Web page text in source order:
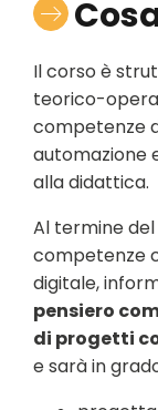
Il corso è
teorico-
competenze
automazione
alla didattica.
Al termine
competenze
digitale,
pensiero
di progetti
e sarà in